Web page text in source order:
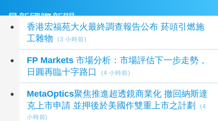
最新國際新聞
香港宏福苑大火最終調查報告公布 菸頭引燃施
工雜物
(3 小時前)
FP Markets 市場分析：市場評估下一步走勢，
日圓再臨十字路口
(4 小時前)
MetaOptics聚焦推進超透鏡商業化 撤回納斯達
克上市申請 並押後於美國作雙重上市之計劃
(4
小時前)